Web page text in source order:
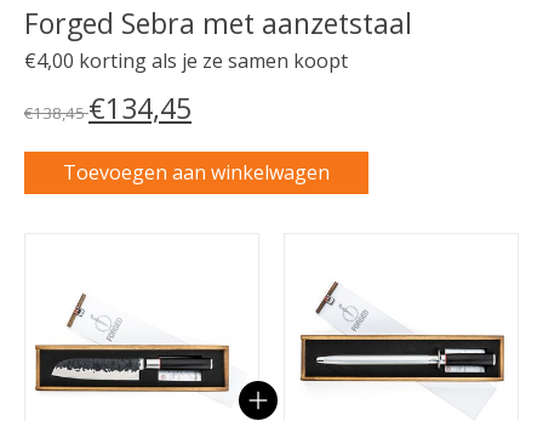
Forged Sebra met aanzetstaal
€4,00 korting als je ze samen koopt
€138,45€134,45
Toevoegen aan winkelwagen